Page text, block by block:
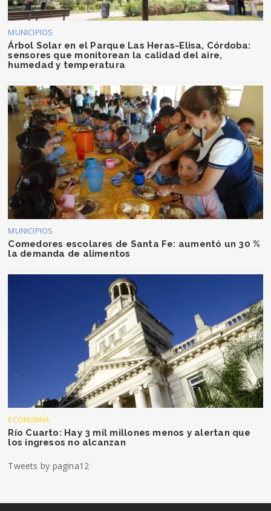
MUNICIPIOS
Árbol Solar en el Parque Las Heras-Elisa, Córdoba:
sensores que monitorean la calidad del aire,
humedad y temperatura
MUNICIPIOS
Comedores escolares de Santa Fe: aumentó un 30 %
la demanda de alimentos
ECONOMÍA
Río Cuarto: Hay 3 mil millones menos y alertan que
los ingresos no alcanzan
Tweets by pagina12